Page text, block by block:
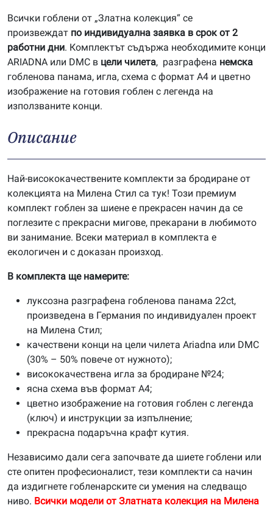
Всички гоблени от „Златна колекция“ се
произвеждат по индивидуална заявка в срок от 2
работни дни. Комплектът съдържа необходимите конци
ARIADNA или DMC в цели чилета, разграфена немска
гобленова панама, игла, схема с формат А4 и цветно
изображение на готовия гоблен с легенда на
използваните конци.
Описание
Най-висококачествените комплекти за бродиране от
колекцията на Милена Стил са тук! Този премиум
комплект гоблен за шиене е прекрасен начин да се
поглезите с прекрасни мигове, прекарани в любимото
ви занимание. Всеки материал в комплекта е
екологичен и с доказан произход.
В комплекта ще намерите:
луксозна разграфена гобленова панама 22ct,
произведена в Германия по индивидуален проект
на Милена Стил;
качествени конци на цели чилета Ariadna или DMC
(30% – 50% повече от нужното);
висококачествена игла за бродиране №24;
ясна схема във формат А4;
цветно изображение на готовия гоблен с легенда
(ключ) и инструкции за изпълнение;
прекрасна подаръчна крафт кутия.
Независимо дали сега започвате да шиете гоблени или
сте опитен професионалист, тези комплекти са начин
да издигнете гобленарските си умения на следващо
ниво. Всички модели от Златната колекция на Милена